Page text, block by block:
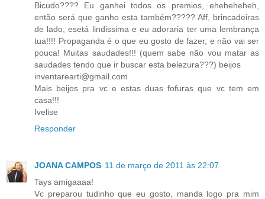
Bicudo???? Eu ganhei todos os premios, eheheheheh,
então será que ganho esta também????? Aff, brincadeiras
de lado, esetá lindissima e eu adoraria ter uma lembrança
tua!!!! Propaganda é o que eu gosto de fazer, e não vai ser
pouca! Muitas saudades!!! (quem sabe não vou matar as
saudades tendo que ir buscar esta belezura???) beijos
inventarearti@gmail.com
Mais beijos pra vc e estas duas fofuras que vc tem em
casa!!!
Ivelise
Responder
JOANA CAMPOS 11 de março de 2011 às 22:07
Tays amigaaaa!
Vc preparou tudinho que eu gosto, manda logo pra mim